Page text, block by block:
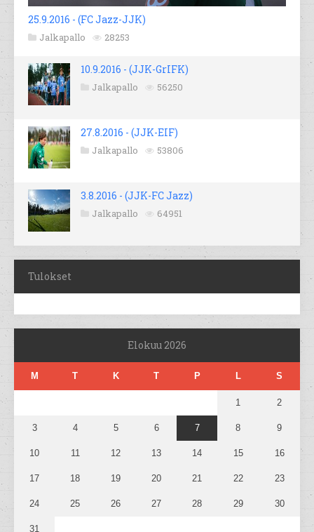
25.9.2016 - (FC Jazz-JJK)
Jalkapallo 28253
10.9.2016 - (JJK-GrIFK)
Jalkapallo 56250
27.8.2016 - (JJK-EIF)
Jalkapallo 53806
3.8.2016 - (JJK-FC Jazz)
Jalkapallo 64951
Tulokset
Elokuu 2026
M T K T P L S
1 2
3 4 5 6 7 8 9
10 11 12 13 14 15 16
17 18 19 20 21 22 23
24 25 26 27 28 29 30
31